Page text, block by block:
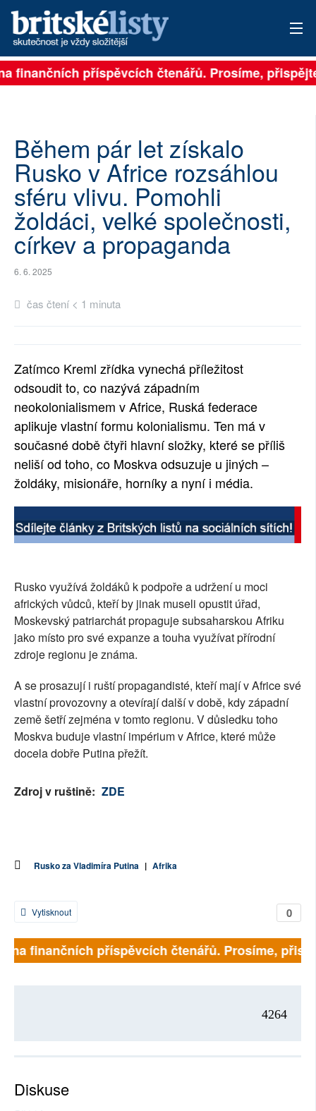
PŘIHLÁSIT
ARCHIV
ROZHOVORY
TÉMATA
NEJČTENĚJŠÍ ZA 7 DNÍ
AUTOŘI
PŘÍSPĚVKY NA PROVOZ
RUBRIKY
PLNÁ VERZE STRÁNEK
finančních příspěvcích čtenářů. Prosíme,
Během pár let získalo
Rusko v Africe rozsáhlou
sféru vlivu. Pomohli
žoldáci, velké společnosti,
církev a propaganda
6. 6. 2025
čas čtení < 1 minuta
Zatímco Kreml zřídka vynechá příležitost
odsoudit to, co nazývá západním
neokolonialismem v Africe, Ruská federace
aplikuje vlastní formu kolonialismu. Ten má v
současné době čtyři hlavní složky, které se příliš
neliší od toho, co Moskva odsuzuje u jiných –
žoldáky, misionáře, horníky a nyní i média.
Rusko využívá žoldáků k podpoře a udržení u moci
afrických vůdců, kteří by jinak museli opustit úřad,
Moskevský patriarchát propaguje subsaharskou Afriku
jako místo pro své expanze a touha využívat přírodní
zdroje regionu je známa.
A se prosazují i ruští propagandisté, kteří mají v Africe své
vlastní provozovny a otevírají další v době, kdy západní
země šetří zejména v tomto regionu. V důsledku toho
Moskva buduje vlastní impérium v Africe, které může
docela dobře Putina přežít.
Zdroj v ruštině: ZDE
Rusko za Vladimíra Putina | Afrika
0
Vytisknout
finančních příspěvcích čtenářů. Prosíme,
4264
Diskuse